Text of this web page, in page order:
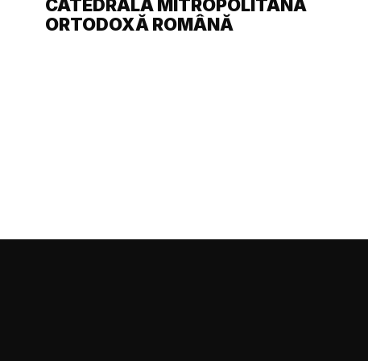
CATEDRALA MITROPOLITANĂ
ORTODOXĂ ROMÂNĂ